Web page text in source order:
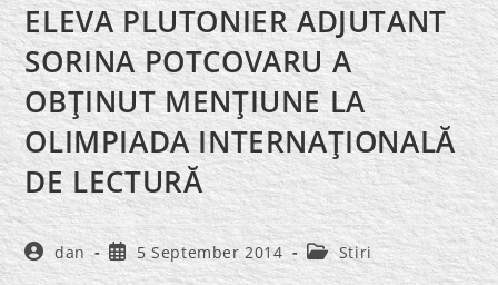
ELEVA PLUTONIER ADJUTANT
SORINA POTCOVARU A
OBŢINUT MENŢIUNE LA
OLIMPIADA INTERNAŢIONALĂ
DE LECTURĂ
Post
author:
dan
Post
published:
5 September 2014
Post
category:
Stiri